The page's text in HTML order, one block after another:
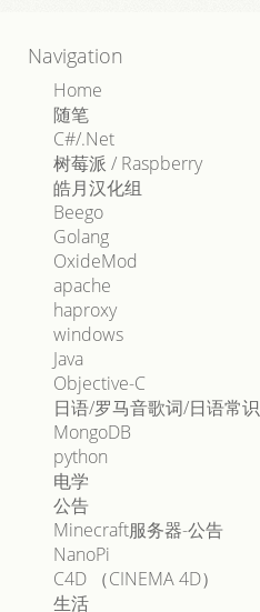
Navigation
Home
随笔
C#/.Net
树莓派 / Raspberry
皓月汉化组
Beego
Golang
OxideMod
apache
haproxy
windows
Java
Objective-C
日语/罗马音歌词/日语常识
MongoDB
python
电学
公告
Minecraft服务器-公告
NanoPi
C4D （CINEMA 4D）
生活